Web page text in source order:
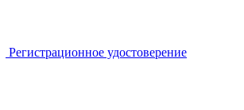
Регистрационное удостоверение